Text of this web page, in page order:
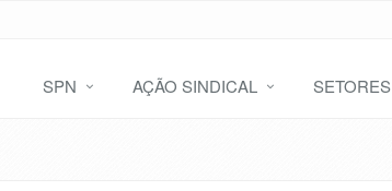
SPN AÇÃO SINDICAL SETORES